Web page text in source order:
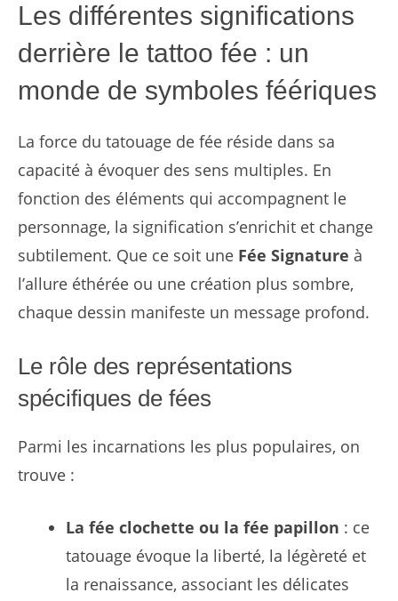
Les différentes significations
derrière le tattoo fée : un
monde de symboles féériques
La force du tatouage de fée réside dans sa
capacité à évoquer des sens multiples. En
fonction des éléments qui accompagnent le
personnage, la signification s’enrichit et change
subtilement. Que ce soit une Fée Signature à
l’allure éthérée ou une création plus sombre,
chaque dessin manifeste un message profond.
Le rôle des représentations
spécifiques de fées
Parmi les incarnations les plus populaires, on
trouve :
La fée clochette ou la fée papillon : ce
tatouage évoque la liberté, la légèreté et
la renaissance, associant les délicates